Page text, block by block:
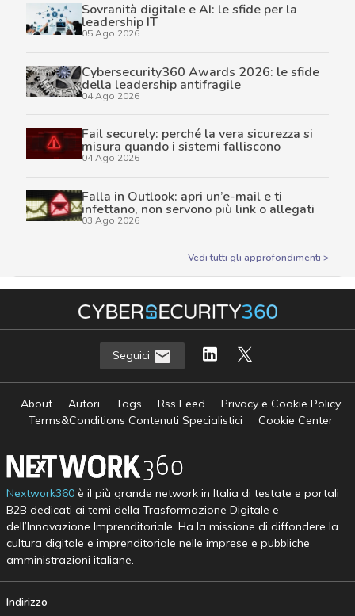
Sovranità digitale e AI: le sfide per la
leadership IT
05 Ago 2026
Cybersecurity360 Awards 2026: le sfide
della leadership antifragile
04 Ago 2026
Fail securely: perché la vera sicurezza si
misura quando i sistemi falliscono
04 Ago 2026
Falla in Outlook: apri un’e-mail e ti
infettano, non servono più link o allegati
03 Ago 2026
Vedi tutti gli approfondimenti >
Seguici
About Autori Tags Rss Feed
Privacy e Cookie Policy
Terms&Conditions Contenuti Specialistici
Cookie Center
Nextwork360è il più grande network in Italia di testate e portali
B2B dedicati ai temi della Trasformazione Digitale e
dell’Innovazione Imprenditoriale. Ha la missione di diffondere la
cultura digitale e imprenditoriale nelle imprese e pubbliche
amministrazioni italiane.
Indirizzo